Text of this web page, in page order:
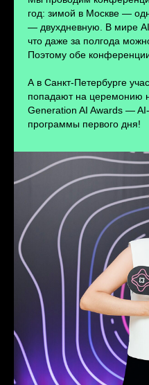
год: зимой в Москве —
— двухдневную. В мире AI
что даже за полгода
Поэтому обе
А в Санкт-Петербурге
попадают на церемонию
Generation AI Awards —
программы первого дня!
ПЕРЕЙТИ